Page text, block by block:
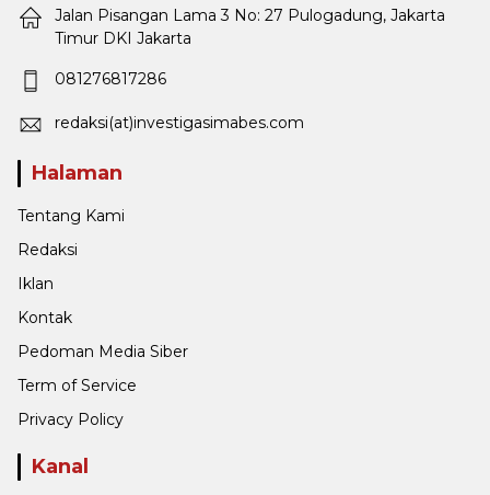
Jalan Pisangan Lama 3 No: 27 Pulogadung, Jakarta
Timur DKI Jakarta
081276817286
redaksi(at)investigasimabes.com
Halaman
Tentang Kami
Redaksi
Iklan
Kontak
Pedoman Media Siber
Term of Service
Privacy Policy
Kanal